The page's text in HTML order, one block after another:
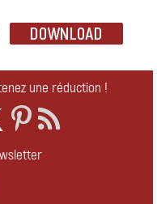
une réduction !